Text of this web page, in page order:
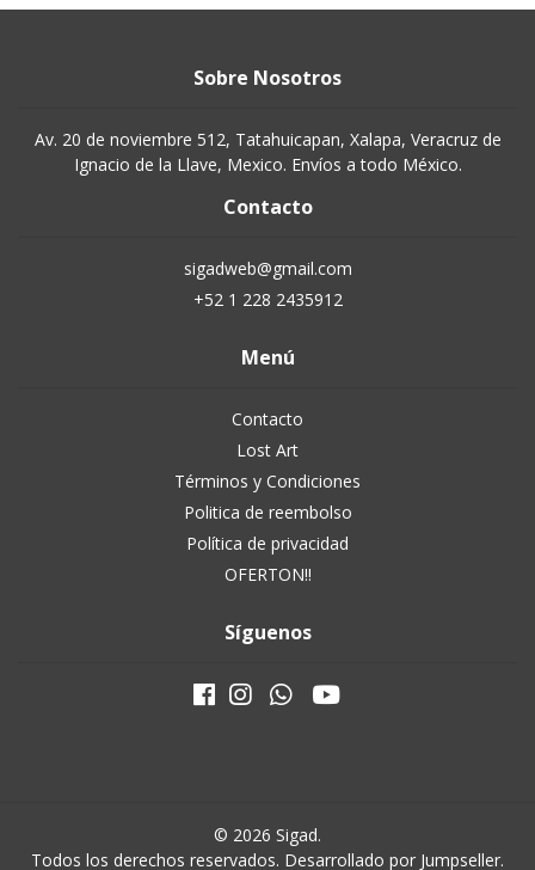
Sobre Nosotros
Av. 20 de noviembre 512, Tatahuicapan, Xalapa, Veracruz de
Ignacio de la Llave, Mexico. Envíos a todo México.
Contacto
sigadweb@gmail.com
+52 1 228 2435912
Menú
Contacto
Lost Art
Términos y Condiciones
Politica de reembolso
Política de privacidad
OFERTON!!
Síguenos
© 2026 Sigad.
Todos los derechos reservados. Desarrollado por Jumpseller.